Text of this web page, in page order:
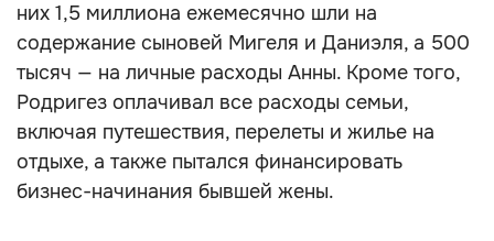
них 1,5 миллиона ежемесячно шли на
содержание сыновей Мигеля и Даниэля, а 500
тысяч — на личные расходы Анны. Кроме того,
Родригез оплачивал все расходы семьи,
включая путешествия, перелеты и жилье на
отдыхе, а также пытался финансировать
бизнес-начинания бывшей жены.